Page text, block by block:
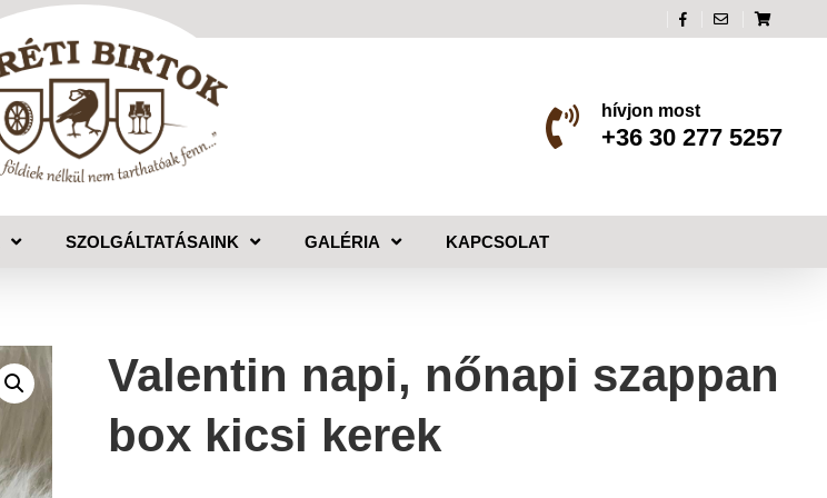
hívjon most
+36 30 277 5257
SZOLGÁLTATÁSAINK GALÉRIA KAPCSOLAT
Valentin napi, nőnapi szappan
box kicsi kerek